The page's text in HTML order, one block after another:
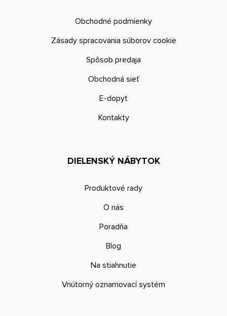
Obchodné podmienky
Zásady spracovania súborov cookie
Spôsob predaja
Obchodná sieť
E-dopyt
Kontakty
DIELENSKÝ NÁBYTOK
Produktové rady
O nás
Poradňa
Blog
Na stiahnutie
Vnútorný oznamovací systém